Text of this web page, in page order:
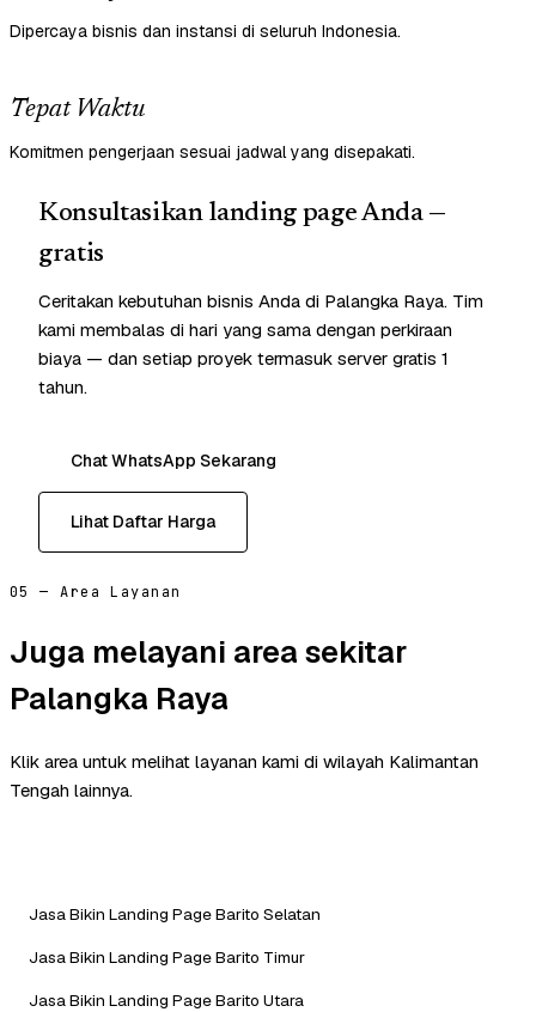
Dipercaya bisnis dan instansi di seluruh Indonesia.
Tepat Waktu
Komitmen pengerjaan sesuai jadwal yang disepakati.
Konsultasikan landing page Anda —
gratis
Ceritakan kebutuhan bisnis Anda di Palangka Raya. Tim
kami membalas di hari yang sama dengan perkiraan
biaya — dan setiap proyek termasuk server gratis 1
tahun.
Chat WhatsApp Sekarang
Lihat Daftar Harga
05 — Area Layanan
Juga melayani area sekitar
Palangka Raya
Klik area untuk melihat layanan kami di wilayah Kalimantan
Tengah lainnya.
Jasa Bikin Landing Page Barito Selatan
Jasa Bikin Landing Page Barito Timur
Jasa Bikin Landing Page Barito Utara